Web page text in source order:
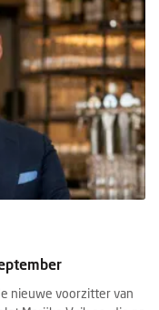
nieuwe voorzitter van